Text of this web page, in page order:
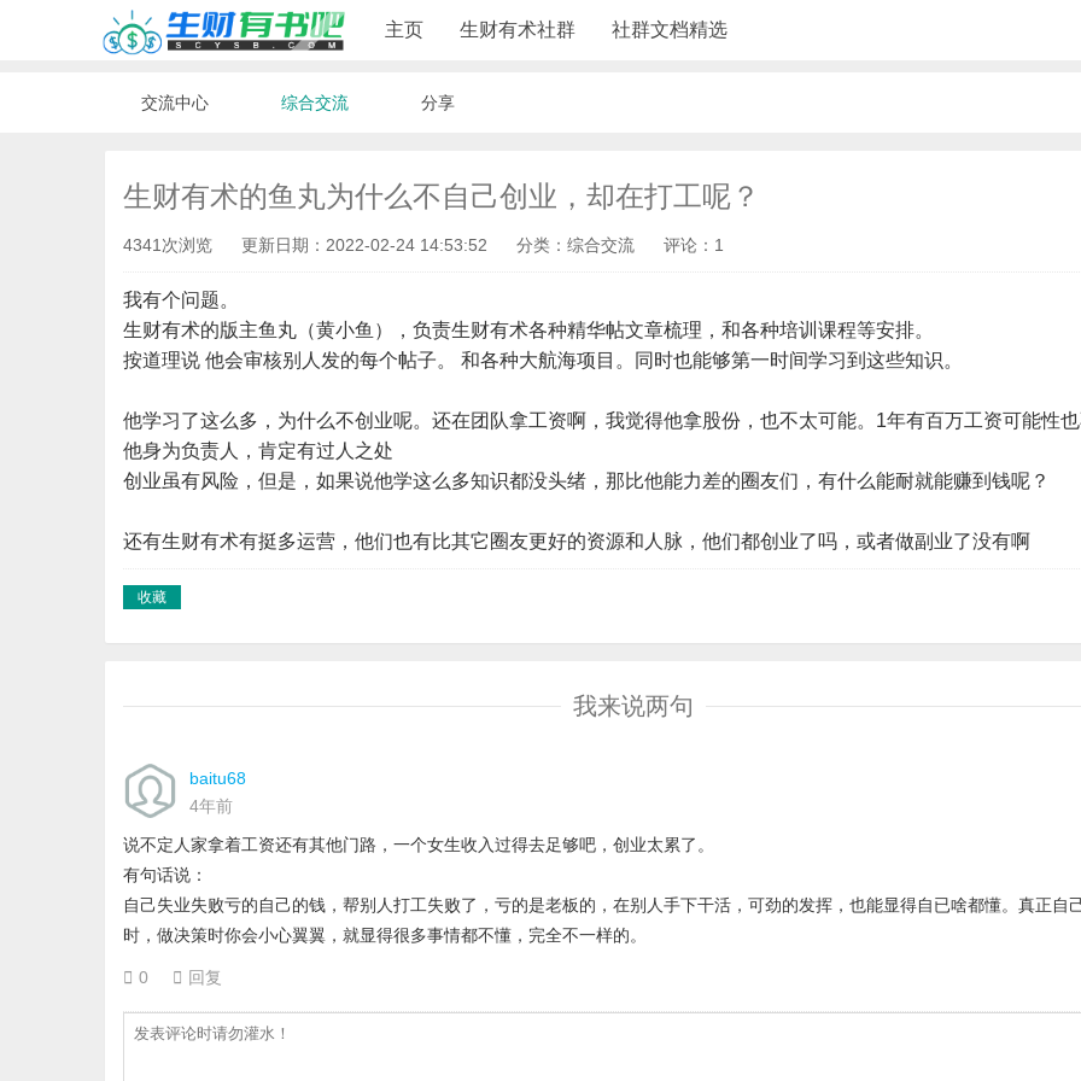
主页 生财有术社群 社群文档精选
交流中心 综合交流 分享
生财有术的鱼丸为什么不自己创业，却在打工呢？
4341次浏览 更新日期：2022-02-24 14:53:52 分类：综合交流 评论：1
我有个问题。
生财有术的版主鱼丸（黄小鱼），负责生财有术各种精华帖文章梳理，和各种培训课程等安排。
按道理说 他会审核别人发的每个帖子。 和各种大航海项目。同时也能够第一时间学习到这些知识。
他学习了这么多，为什么不创业呢。还在团队拿工资啊，我觉得他拿股份，也不太可能。1年有百万工资可能性也
他身为负责人，肯定有过人之处
创业虽有风险，但是，如果说他学这么多知识都没头绪，那比他能力差的圈友们，有什么能耐就能赚到钱呢？
还有生财有术有挺多运营，他们也有比其它圈友更好的资源和人脉，他们都创业了吗，或者做副业了没有啊
收藏
我来说两句
baitu68
4年前
说不定人家拿着工资还有其他门路，一个女生收入过得去足够吧，创业太累了。
有句话说：
自己失业失败亏的自己的钱，帮别人打工失败了，亏的是老板的，在别人手下干活，可劲的发挥，也能显得自已啥都懂。真正自
时，做决策时你会小心翼翼，就显得很多事情都不懂，完全不一样的。
 0  回复